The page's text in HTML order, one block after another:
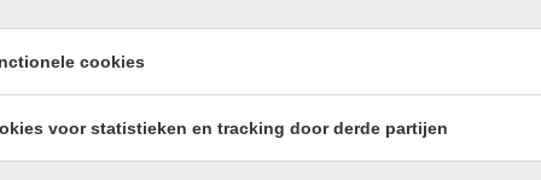
cookies
voor statistieken en tracking door derde partijen